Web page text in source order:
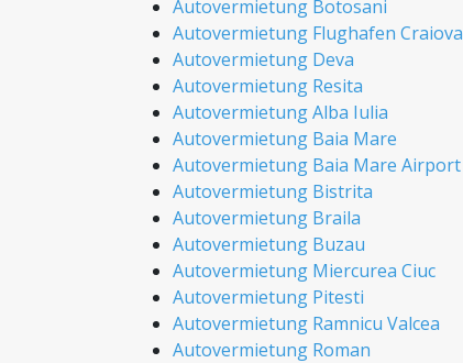
Autovermietung Botosani
Autovermietung Flughafen Craiova
Autovermietung Deva
Autovermietung Resita
Autovermietung Alba Iulia
Autovermietung Baia Mare
Autovermietung Baia Mare Airport
Autovermietung Bistrita
Autovermietung Braila
Autovermietung Buzau
Autovermietung Miercurea Ciuc
Autovermietung Pitesti
Autovermietung Ramnicu Valcea
Autovermietung Roman